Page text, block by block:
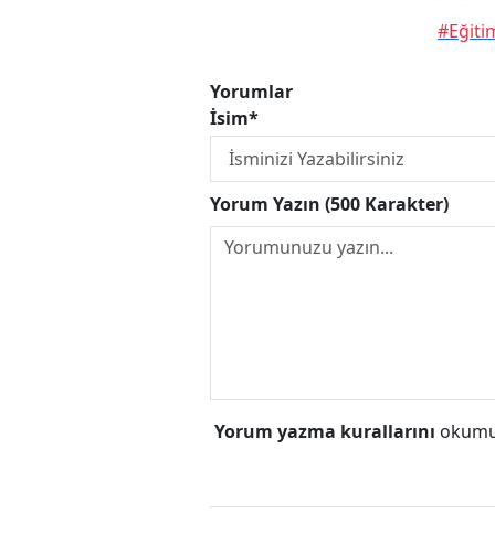
Yorumlar
İsim*
Yorum Yazın (500 Karakter)
Yorum yazma kurallarını